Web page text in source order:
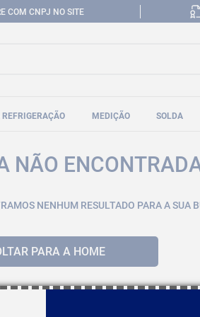
COM CNPJ NO SITE
MEDIÇÃO SOLDA
NÃO
NENHUM RESULTADO PARA A SUA
PARA A HOME